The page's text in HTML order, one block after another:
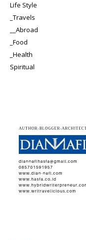
Life Style
_Travels
__Abroad
_Food
_Health
Spiritual